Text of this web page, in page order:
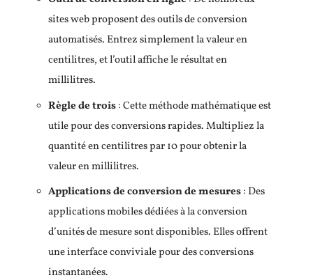
sites web proposent des outils de conversion
automatisés. Entrez simplement la valeur en
centilitres, et l’outil affiche le résultat en
millilitres.
Règle de trois: Cette méthode mathématique est
utile pour des conversions rapides. Multipliez la
quantité en centilitres par 10 pour obtenir la
valeur en millilitres.
Applications de conversion de mesures: Des
applications mobiles dédiées à la conversion
d’unités de mesure sont disponibles. Elles offrent
une interface conviviale pour des conversions
instantanées.